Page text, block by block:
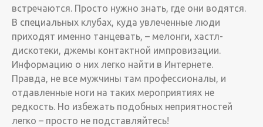
встречаются. Просто нужно знать, где они водятся.
В специальных клубах, куда увлеченные люди
приходят именно танцевать, – мелонги, хастл-
дискотеки, джемы контактной импровизации.
Информацию о них легко найти в Интернете.
Правда, не все мужчины там профессионалы, и
отдавленные ноги на таких мероприятиях не
редкость. Но избежать подобных неприятностей
легко – просто не подставляйтесь!